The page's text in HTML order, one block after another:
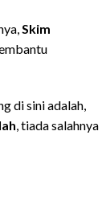
Skim
di sini adalah,
, tiada salahnya